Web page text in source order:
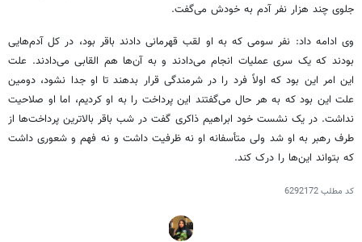
جلوی چند هزار نفر آدم به خودش می‌گفت.
وی ادامه داد: نفر سومی که به او لقب قهرمانی دادند باقر بود، در کل آدم‌هایی
بودند که یک سری عملیات انجام می‌دادند و به آن‌ها هم القابی می‌دادند. علت
این امر این بود که اولاً فرد را در شرمندگی قرار بدهند تا او جدا نشود، دومین
علت این بود که به هر حال می‌گفتند این پرداخت را به او کردیم، اما او صلاحیت
نداشت. در یک نشست خود ابراهیم ذاکری گفت در شب باقر بالاترین پرداخت‌ها از
طرف رهبر به او شد ولی متأسفانه او نه ظرفیت داشت و نه فهم و شعوری داشت
که بتواند این‌ها را درک کند.
کد مطلب6292172